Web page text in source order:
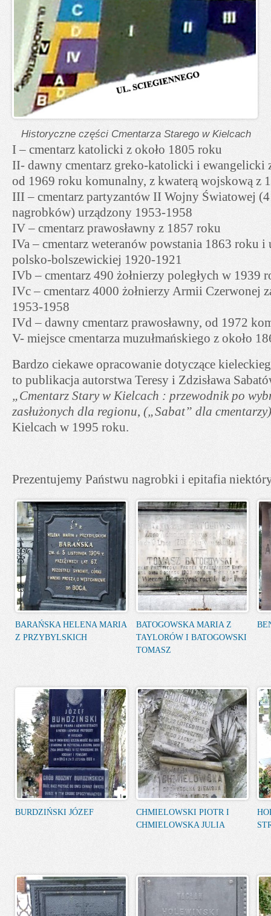
Historyczne części Cmentarza Starego w Kielcach
I – cmentarz katolicki z około 1805 roku
II- dawny cmentarz greko-katolicki i ewangelicki
od 1969 roku komunalny, z kwaterą wojskową z
III – cmentarz partyzantów II Wojny Światowej
nagrobków) urządzony 1953-1958
IV – cmentarz prawosławny z 1857 roku
IVa – cmentarz weteranów powstania 1863 roku
polsko-bolszewickiej 1920-1921
IVb – cmentarz 490 żołnierzy poległych w 1939
IVc – cmentarz 4000 żołnierzy Armii Czerwonej
1953-1958
IVd – dawny cmentarz prawosławny, od 1972
V- miejsce cmentarza muzułmańskiego z około
Bardzo ciekawe opracowanie dotyczące
to publikacja autorstwa Teresy i Zdzisława
„Cmentarz Stary w Kielcach : przewodnik po
zasłużonych dla regionu, („Sabat” dla
Kielcach w 1995 roku.
Prezentujemy Państwu nagrobki i epitafia
BARAŃSKA HELENA MARIA
Z PRZYBYLSKICH
BATOGOWSKA MARIA Z
TAYLORÓW I BATOGOWSKI
TOMASZ
BURDZIŃSKI JÓZEF
CHMIELOWSKI PIOTR I
CHMIELOWSKA JULIA